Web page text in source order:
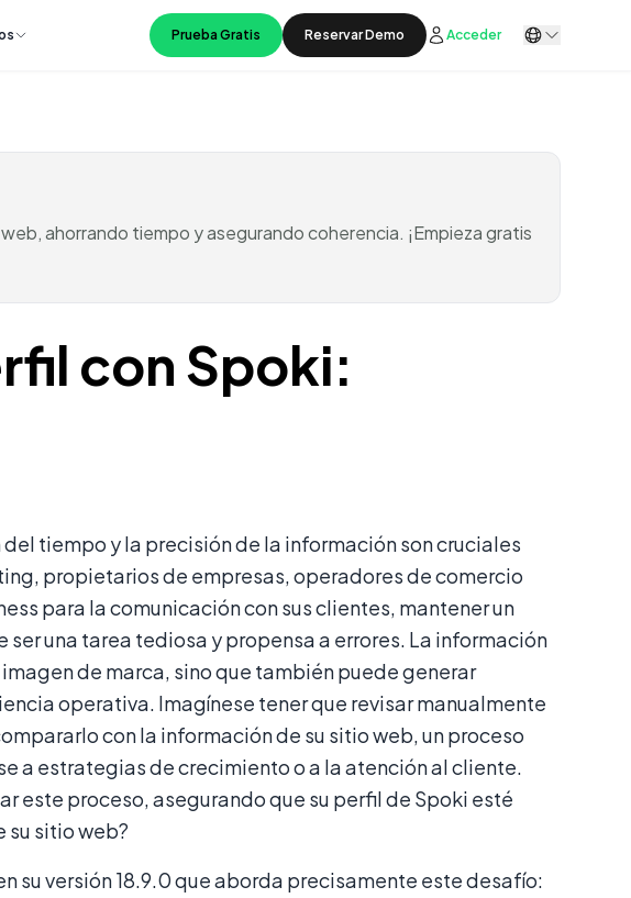
Prueba Gratis Reservar Demo Acceder
ahorrando tiempo y asegurando coherencia. ¡Empieza gratis
con Spoki:
tiempo y la precisión de la información son cruciales
propietarios de empresas, operadores de comercio
para la comunicación con sus clientes, mantener un
una tarea tediosa y propensa a errores. La información
de marca, sino que también puede generar
operativa. Imagínese tener que revisar manualmente
con la información de su sitio web, un proceso
a estrategias de crecimiento o a la atención al cliente.
este proceso, asegurando que su perfil de Spoki esté
su sitio web?
su versión 18.9.0 que aborda precisamente este desafío: